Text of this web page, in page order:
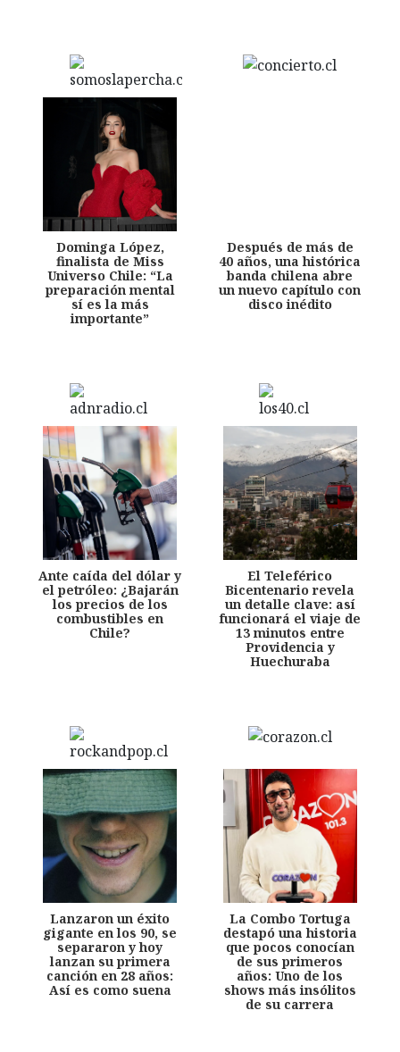
Dominga López,
finalista de Miss
Universo Chile: “La
preparación mental
sí es la más
importante”
Después de más de
40 años, una histórica
banda chilena abre
un nuevo capítulo con
disco inédito
Ante caída del dólar y
el petróleo: ¿Bajarán
los precios de los
combustibles en
Chile?
El Teleférico
Bicentenario revela
un detalle clave: así
funcionará el viaje de
13 minutos entre
Providencia y
Huechuraba
Lanzaron un éxito
gigante en los 90, se
separaron y hoy
lanzan su primera
canción en 28 años:
Así es como suena
La Combo Tortuga
destapó una historia
que pocos conocían
de sus primeros
años: Uno de los
shows más insólitos
de su carrera